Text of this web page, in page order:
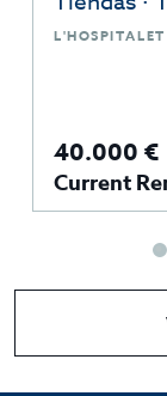
40.000 €
Current